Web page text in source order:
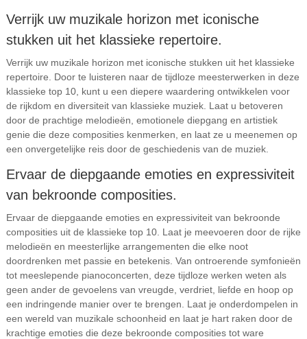
Verrijk uw muzikale horizon met iconische
stukken uit het klassieke repertoire.
Verrijk uw muzikale horizon met iconische stukken uit het klassieke
repertoire. Door te luisteren naar de tijdloze meesterwerken in deze
klassieke top 10, kunt u een diepere waardering ontwikkelen voor
de rijkdom en diversiteit van klassieke muziek. Laat u betoveren
door de prachtige melodieën, emotionele diepgang en artistiek
genie die deze composities kenmerken, en laat ze u meenemen op
een onvergetelijke reis door de geschiedenis van de muziek.
Ervaar de diepgaande emoties en expressiviteit
van bekroonde composities.
Ervaar de diepgaande emoties en expressiviteit van bekroonde
composities uit de klassieke top 10. Laat je meevoeren door de rijke
melodieën en meesterlijke arrangementen die elke noot
doordrenken met passie en betekenis. Van ontroerende symfonieën
tot meeslepende pianoconcerten, deze tijdloze werken weten als
geen ander de gevoelens van vreugde, verdriet, liefde en hoop op
een indringende manier over te brengen. Laat je onderdompelen in
een wereld van muzikale schoonheid en laat je hart raken door de
krachtige emoties die deze bekroonde composities tot ware